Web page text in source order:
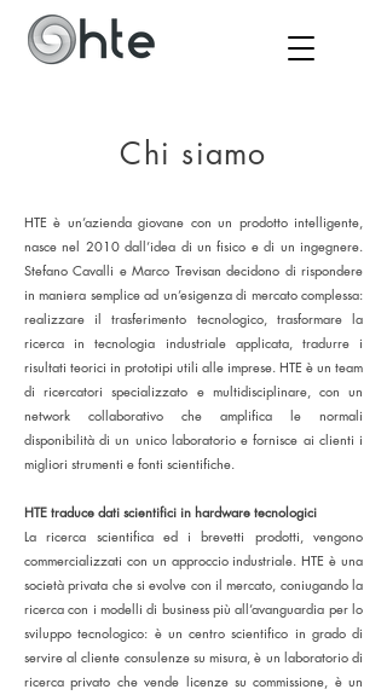
Chi siamo
HTE è un’azienda giovane con un prodotto intelligente,
nasce nel 2010 dall’idea di un fisico e di un ingegnere.
Stefano Cavalli e Marco Trevisan decidono di rispondere
in maniera semplice ad un’esigenza di mercato complessa:
realizzare il trasferimento tecnologico, trasformare la
ricerca in tecnologia industriale applicata, tradurre i
risultati teorici in prototipi utili alle imprese. HTE è un team
di ricercatori specializzato e multidisciplinare, con un
network collaborativo che amplifica le normali
disponibilità di un unico laboratorio e fornisce ai clienti i
migliori strumenti e fonti scientifiche.
HTE traduce dati scientifici in hardware tecnologici
La ricerca scientifica ed i brevetti prodotti, vengono
commercializzati con un approccio industriale. HTE è una
società privata che si evolve con il mercato, coniugando la
ricerca con i modelli di business più all’avanguardia per lo
sviluppo tecnologico: è un centro scientifico in grado di
servire al cliente consulenze su misura, è un laboratorio di
ricerca privato che vende licenze su commissione, è un